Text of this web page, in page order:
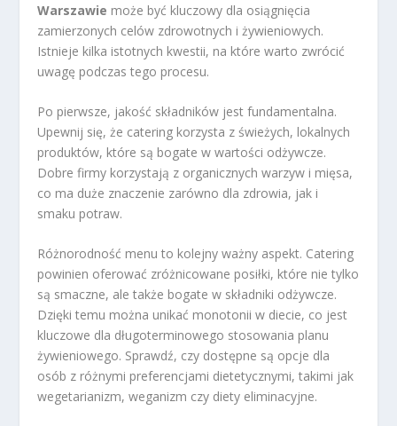
Warszawie może być kluczowy dla osiągnięcia
zamierzonych celów zdrowotnych i żywieniowych.
Istnieje kilka istotnych kwestii, na które warto zwrócić
uwagę podczas tego procesu.
Po pierwsze, jakość składników jest fundamentalna.
Upewnij się, że catering korzysta z świeżych, lokalnych
produktów, które są bogate w wartości odżywcze.
Dobre firmy korzystają z organicznych warzyw i mięsa,
co ma duże znaczenie zarówno dla zdrowia, jak i
smaku potraw.
Różnorodność menu to kolejny ważny aspekt. Catering
powinien oferować zróżnicowane posiłki, które nie tylko
są smaczne, ale także bogate w składniki odżywcze.
Dzięki temu można unikać monotonii w diecie, co jest
kluczowe dla długoterminowego stosowania planu
żywieniowego. Sprawdź, czy dostępne są opcje dla
osób z różnymi preferencjami dietetycznymi, takimi jak
wegetarianizm, weganizm czy diety eliminacyjne.